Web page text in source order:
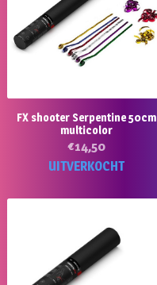
FX shooter Serpentine 50cm
multicolor
€14,50
UITVERKOCHT